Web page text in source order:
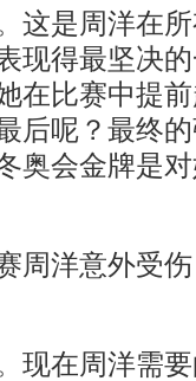
是周洋在所
现得最坚决
在比赛中提
后呢？最终
奥会金牌是
洋意外受伤
在周洋需要